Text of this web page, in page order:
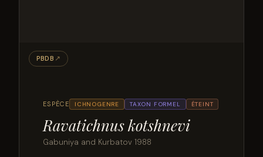
ESPÈCE ICHNOGENRE TAXON FORMEL ÉTEINT
Ravatichnus kotshnevi
Gabuniya and Kurbatov 1988
PBDB ↗